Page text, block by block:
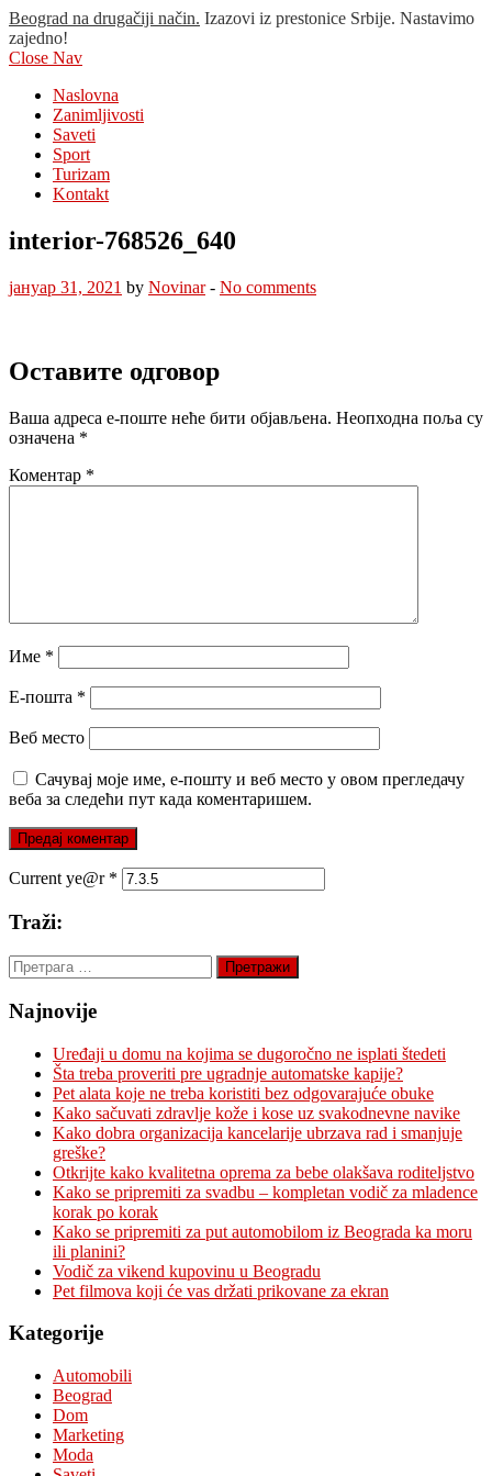
Beograd na drugačiji način. Izazovi iz prestonice Srbije. Nastavimo
zajedno!
Close Nav
Naslovna
Zanimljivosti
Saveti
Sport
Turizam
Kontakt
interior-768526_640
јануар 31, 2021 by Novinar- No comments
Оставите одговор
Ваша адреса е-поште неће бити објављена. Неопходна поља су
означена *
Коментар *
Име *
Е-пошта *
Веб место
Сачувај моје име, е-пошту и веб место у овом прегледачу
веба за следећи пут када коментаришем.
Current ye@r *
Traži:
Претрага
за:
Najnovije
Uređaji u domu na kojima se dugoročno ne isplati štedeti
Šta treba proveriti pre ugradnje automatske kapije?
Pet alata koje ne treba koristiti bez odgovarajuće obuke
Kako sačuvati zdravlje kože i kose uz svakodnevne navike
Kako dobra organizacija kancelarije ubrzava rad i smanjuje
greške?
Otkrijte kako kvalitetna oprema za bebe olakšava roditeljstvo
Kako se pripremiti za svadbu – kompletan vodič za mladence
korak po korak
Kako se pripremiti za put automobilom iz Beograda ka moru
ili planini?
Vodič za vikend kupovinu u Beogradu
Pet filmova koji će vas držati prikovane za ekran
Kategorije
Automobili
Beograd
Dom
Marketing
Moda